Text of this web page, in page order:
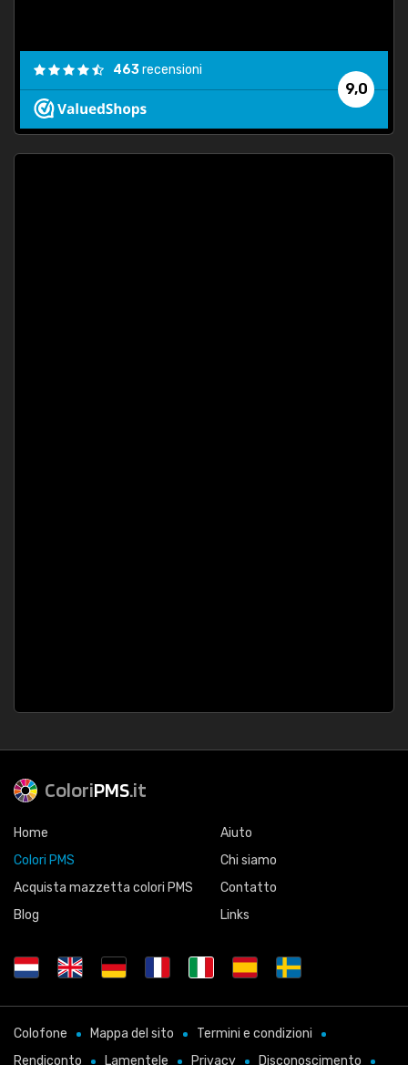
9,0
463recensioni
ColoriPMS.it
Home
Colori PMS
Acquista mazzetta colori PMS
Blog
Aiuto
Chi siamo
Contatto
Links
Colofone Mappa del sito
Termini e condizioni
Rendiconto
Lamentele Privacy Disconoscimento